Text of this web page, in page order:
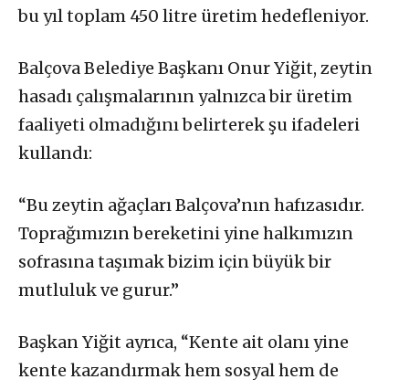
bu yıl toplam 450 litre üretim hedefleniyor.
Balçova Belediye Başkanı Onur Yiğit, zeytin
hasadı çalışmalarının yalnızca bir üretim
faaliyeti olmadığını belirterek şu ifadeleri
kullandı:
“Bu zeytin ağaçları Balçova’nın hafızasıdır.
Toprağımızın bereketini yine halkımızın
sofrasına taşımak bizim için büyük bir
mutluluk ve gurur.”
Başkan Yiğit ayrıca, “Kente ait olanı yine
kente kazandırmak hem sosyal hem de